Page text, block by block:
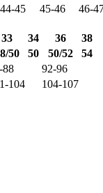
44-45 45-46
46-
33 34 36
38
50 50 50/52
54
88
92-96
104
104-107